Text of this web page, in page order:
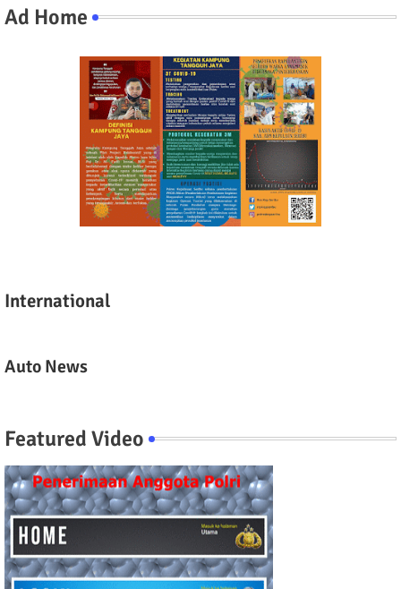
Ad Home
International
Auto News
Featured Video